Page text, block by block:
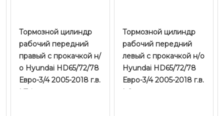
Тормозной цилиндр
рабочий передний
правый с прокачкой н/
о Hyundai HD65/72/78
Евро-3/4 2005-2018 г.в.
| Tcic
Тормозной цилиндр
рабочий передний
левый с прокачкой н/о
Hyundai HD65/72/78
Евро-3/4 2005-2018 г.в.
| Оригинал